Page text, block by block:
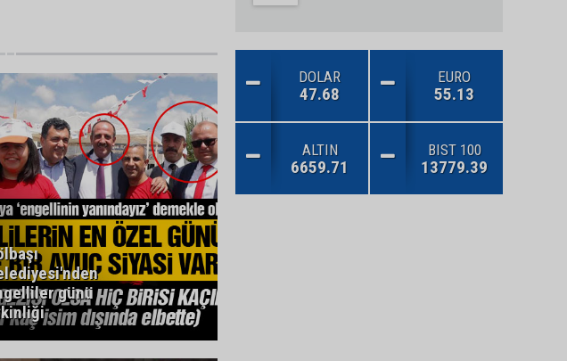
günü
DOLAR
47.68
EURO
55.13
ALTIN
6659.71
BIST 100
13779.39